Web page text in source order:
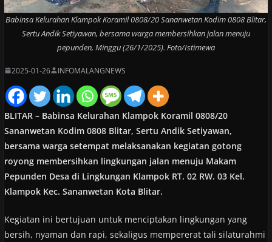
Babinsa Kelurahan Klampok Koramil 0808/20 Sananwetan Kodim 0808 Blitar,
Sertu Andik Setiyawan, bersama warga membersihkan jalan menuju
pepunden, Minggu (26/1/2025). Foto/Istimewa
2025-01-26 INFOMALANGNEWS
BLITAR – Babinsa Kelurahan Klampok Koramil 0808/20
Sananwetan Kodim 0808 Blitar, Sertu Andik Setiyawan,
bersama warga setempat melaksanakan kegiatan gotong
royong membersihkan lingkungan jalan menuju Makam
Pepunden Desa di Lingkungan Klampok RT. 02 RW. 03 Kel.
Klampok Kec. Sananwetan Kota Blitar.
Kegiatan ini bertujuan untuk menciptakan lingkungan yang
bersih, nyaman dan rapi, sekaligus mempererat tali silaturahmi